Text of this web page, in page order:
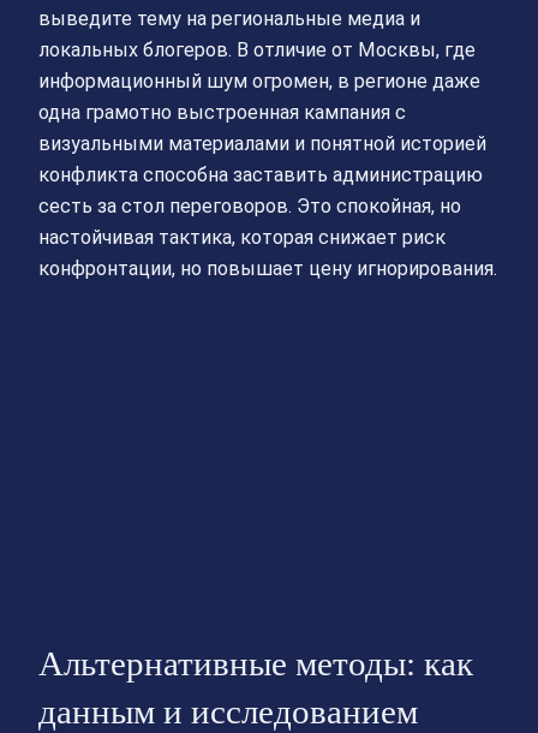
выведите тему на региональные медиа и
локальных блогеров. В отличие от Москвы, где
информационный шум огромен, в регионе даже
одна грамотно выстроенная кампания с
визуальными материалами и понятной историей
конфликта способна заставить администрацию
сесть за стол переговоров. Это спокойная, но
настойчивая тактика, которая снижает риск
конфронтации, но повышает цену игнорирования.
Альтернативные методы: как
данным и исследованием